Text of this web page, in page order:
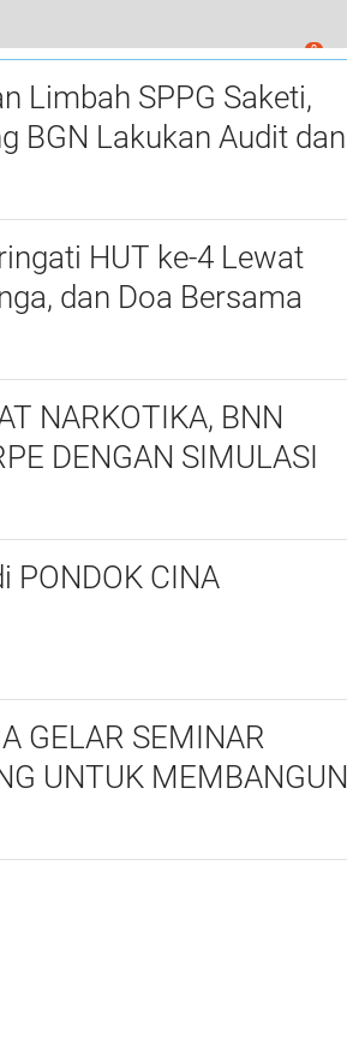
Untuk di 7 Desa
0
Limbah SPPG Saketi,
BGN Lakukan Audit dan
HUT ke-4 Lewat
dan Doa Bersama
NARKOTIKA, BNN
DENGAN SIMULASI
PONDOK CINA
GELAR SEMINAR
UNTUK MEMBANGUN
DAN